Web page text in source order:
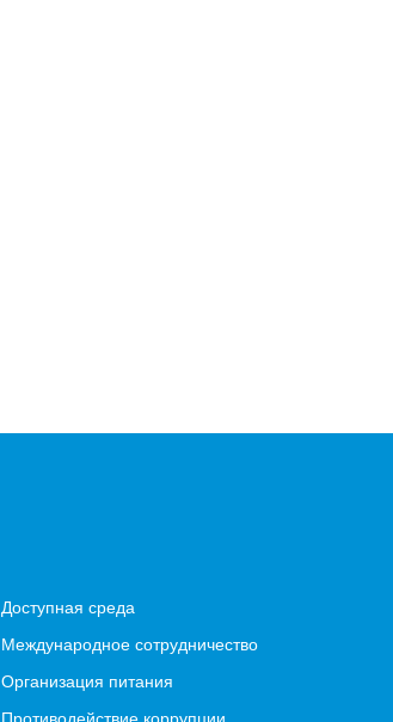
Доступная среда
Международное сотрудничество
Организация питания